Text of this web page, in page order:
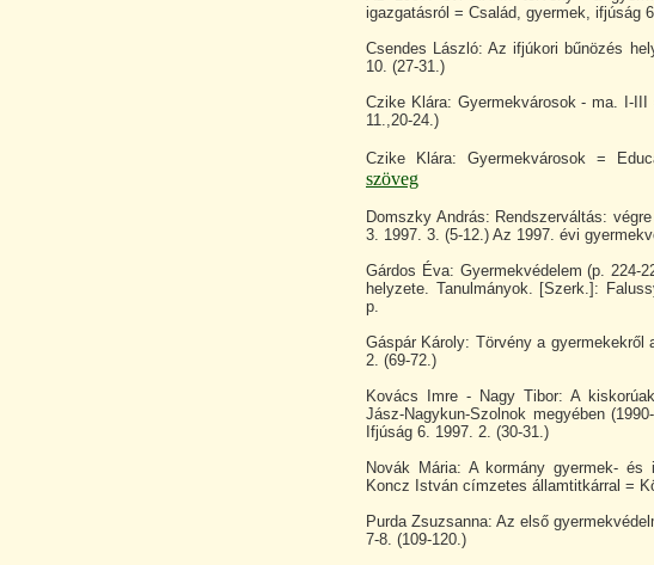
igazgatásról = Család, gyermek, ifjúság
Csendes László: Az ifjúkori bűnözés
10. (27-31.)
Czike Klára: Gyermekvárosok - ma. I-
11.,20-24.)
Czike Klára: Gyermekvárosok =
szöveg
Domszky András: Rendszerváltás:
3. 1997. 3. (5-12.) Az 1997. évi
Gárdos Éva: Gyermekvédelem (p. 224-
helyzete. Tanulmányok. [Szerk.]:
p.
Gáspár Károly: Törvény a gyermekekről
2. (69-72.)
Kovács Imre - Nagy Tibor: A
Jász-Nagykun-Szolnok megyében
Ifjúság 6. 1997. 2. (30-31.)
Novák Mária: A kormány gyermek- és
Koncz István címzetes államtitkárral =
Purda Zsuzsanna: Az első
7-8. (109-120.)